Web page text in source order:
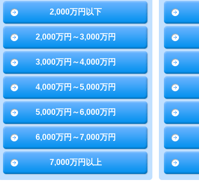
2,000万円以下
2,000万円～3,000万円
3,000万円～4,000万円
4,000万円～5,000万円
5,000万円～6,000万円
6,000万円～7,000万円
7,000万円以上